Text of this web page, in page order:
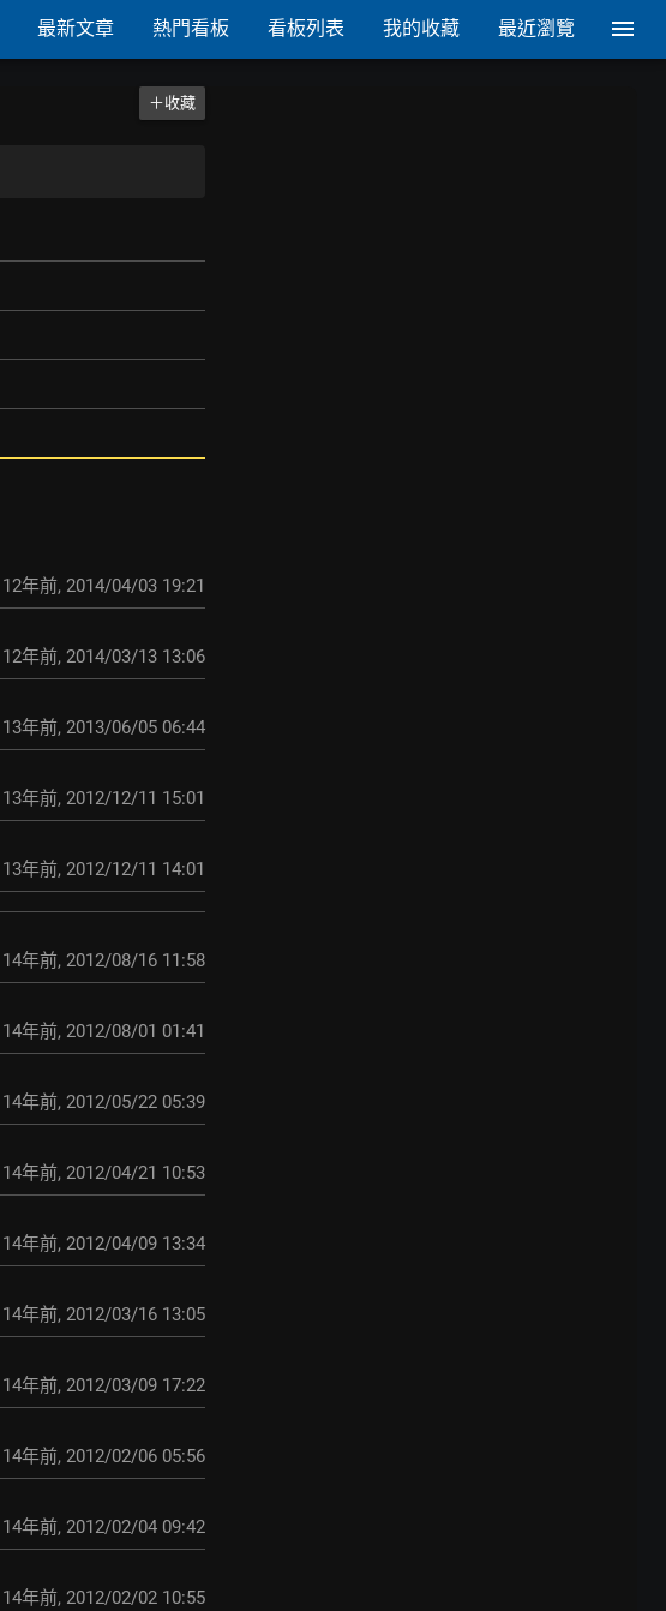
最新文章 熱門看板 看板列表 我的收藏 最近瀏覽
＋收藏
12年前, 2014/04/03 19:21
12年前, 2014/03/13 13:06
13年前, 2013/06/05 06:44
13年前, 2012/12/11 15:01
13年前, 2012/12/11 14:01
14年前, 2012/08/16 11:58
14年前, 2012/08/01 01:41
14年前, 2012/05/22 05:39
14年前, 2012/04/21 10:53
14年前, 2012/04/09 13:34
14年前, 2012/03/16 13:05
14年前, 2012/03/09 17:22
14年前, 2012/02/06 05:56
14年前, 2012/02/04 09:42
14年前, 2012/02/02 10:55